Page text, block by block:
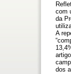
com
da
A
dos